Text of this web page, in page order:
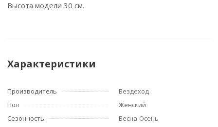
Высота модели 30 см.
Характеристики
Производитель
Вездеход
Пол
Женский
Сезонность
Весна-Осень